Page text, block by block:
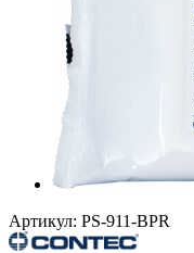
Артикул: PS-911-BPR